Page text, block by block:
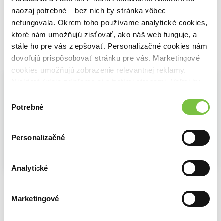
naozaj potrebné – bez nich by stránka vôbec
nefungovala. Okrem toho používame analytické cookies,
ktoré nám umožňujú zisťovať, ako náš web funguje, a
stále ho pre vás zlepšovať. Personalizačné cookies nám
dovoľujú prispôsobovať stránku pre vás. Marketingové
cookies umožňujú zobrazenie relevantnej reklamy.
cookies.
súhlasu
Potrebné
Personalizačné
Analytické
Marketingové
7,62€ 7,62€
Vybrané pre teba
11,48€
Šéf na zabití
14,04€